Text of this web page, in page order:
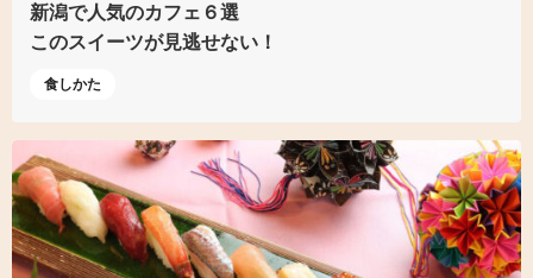
新潟で人気のカフェ６選
このスイーツが見逃せない！
食しかた